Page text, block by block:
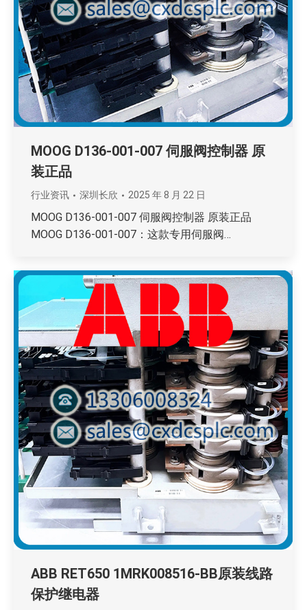
MOOG D136-001-007 伺服阀控制器 原
装正品
行业资讯 深圳长欣 2025 年 8 月 22 日
MOOG D136-001-007 伺服阀控制器 原装正品
MOOG D136-001-007：这款专用伺服阀…
ABB RET650 1MRK008516-BB原装线路
保护继电器